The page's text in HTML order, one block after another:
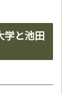
学と池田